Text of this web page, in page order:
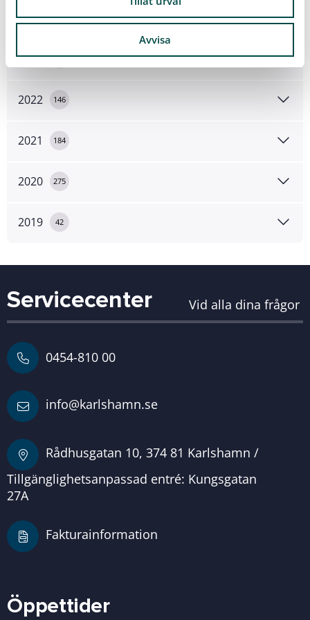
Avvisa
2024 109
2023 105
2022 146
2021 184
2020 275
2019 42
Servicecenter Vid alla dina frågor
0454-810 00
info@karlshamn.se
Rådhusgatan 10, 374 81 Karlshamn /
Tillgänglighetsanpassad entré: Kungsgatan
27A
Fakturainformation
Öppettider